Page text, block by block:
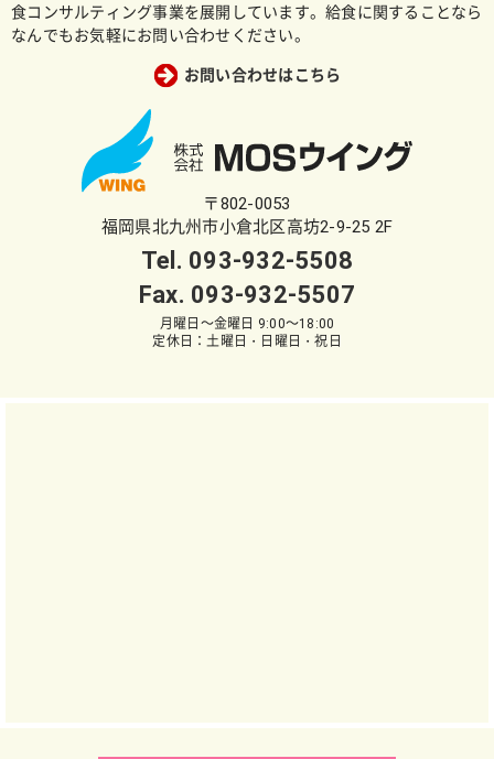
食コンサルティング事業を展開しています。給食に関することなら
なんでもお気軽にお問い合わせください。
お問い合わせはこちら
〒802-0053
福岡県北九州市小倉北区高坊2-9-25 2F
Tel. 093-932-5508
Fax. 093-932-5507
月曜日～金曜日 9:00～18:00
定休日：土曜日・日曜日・祝日